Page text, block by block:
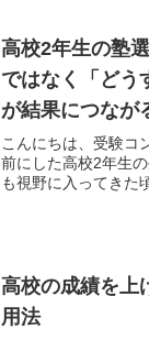
高校2年生の塾
ではなく「どう
が結果につなが
こんにちは、受験コ
前にした高校2年生
も視野に入ってきた
高校の成績を上
用法